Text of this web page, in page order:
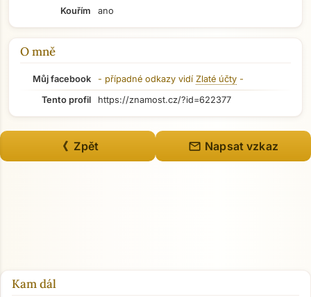
Kouřím ano
O mně
Můj facebook - případné odkazy vidí Zlaté účty -
Tento profil
https://znamost.cz/?id=622377
《 Zpět mail Napsat vzkaz
Kam dál